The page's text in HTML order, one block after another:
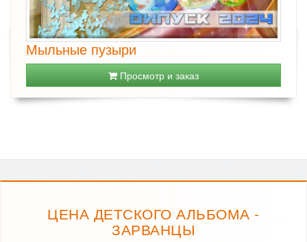
Мыльные пузыри
Просмотр и заказ
ЦЕНА ДЕТСКОГО АЛЬБОМА -
ЗАРВАНЦЫ